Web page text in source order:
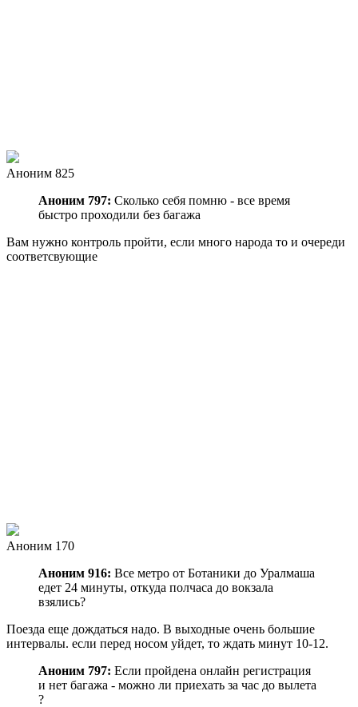
Аноним 825
Аноним 797: Сколько себя помню - все время
быстро проходили без багажа
Вам нужно контроль пройти, если много народа то и очереди
соответсвующие
Аноним 170
Аноним 916: Все метро от Ботаники до Уралмаша
едет 24 минуты, откуда полчаса до вокзала
взялись?
Поезда еще дождаться надо. В выходные очень большие
интервалы. если перед носом уйдет, то ждать минут 10-12.
Аноним 797: Если пройдена онлайн регистрация
и нет багажа - можно ли приехать за час до вылета
?